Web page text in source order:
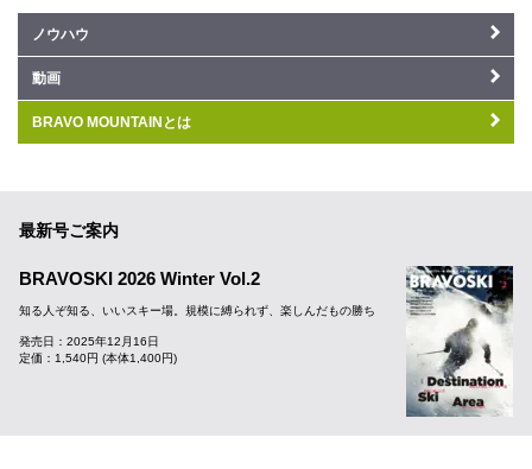
ノウハウ
動画
BRAVO MOUNTAINとは
最新号ご案内
BRAVOSKI 2026 Winter Vol.2
知る人ぞ知る、いいスキー場。規模に縛られず、楽しんだもの勝ち
発売日：2025年12月16日
定価：1,540円 (本体1,400円)